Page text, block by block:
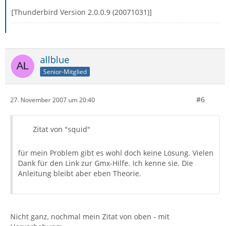
[Thunderbird Version 2.0.0.9 (20071031)]
allblue
Senior-Mitglied
27. November 2007 um 20:40 #6
Zitat von "squid"
für mein Problem gibt es wohl doch keine Lösung. Vielen
Dank für den Link zur Gmx-Hilfe. Ich kenne sie. Die
Anleitung bleibt aber eben Theorie.
Nicht ganz, nochmal mein Zitat von oben - mit